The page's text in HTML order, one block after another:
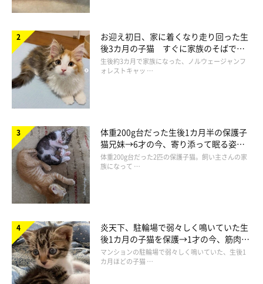
お迎え初日、家に着くなり走り回った生
後3カ月の子猫 すぐに家族のそばで落
ち着く姿に「迎えてよかった」
生後約3カ月で家族になった、ノルウェージャンフ
ォレストキャッ …
体重200g台だった生後1カ月半の保護子
猫兄妹→6才の今、寄り添って眠る姿に
ほっこり！
体重200g台だった2匹の保護子猫。飼い主さんの家
族になって …
炎天下、駐輪場で弱々しく鳴いていた生
後1カ月の子猫を保護→1才の今、筋肉質
でツンデレなコに成長
マンションの駐輪場で弱々しく鳴いていた、生後1
カ月ほどの子猫 …